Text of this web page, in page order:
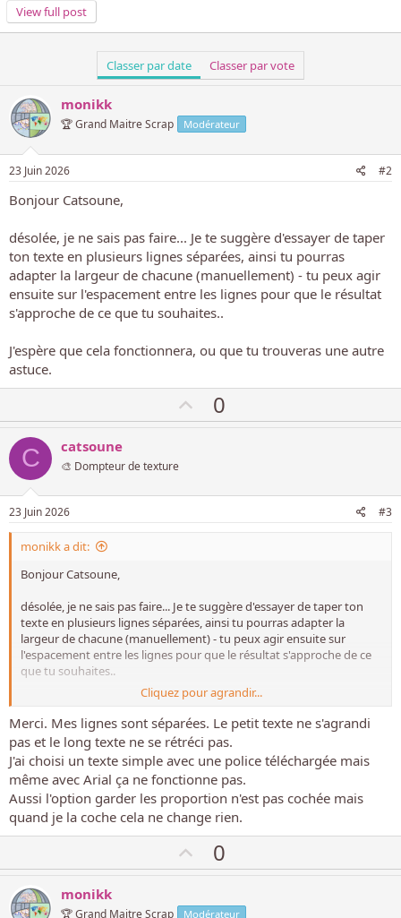
Merci Monikk c'était exactement cela que je souhaitais faire
mais ça n'a pas fonctionné. J'ai finalement réussi avec le texte
View full post
Classer par date Classer par vote
monikk
🏆 Grand Maitre Scrap Modérateur
23 Juin 2026 #2
Bonjour Catsoune,
désolée, je ne sais pas faire... Je te suggère d'essayer de taper
ton texte en plusieurs lignes séparées, ainsi tu pourras
adapter la largeur de chacune (manuellement) - tu peux agir
ensuite sur l'espacement entre les lignes pour que le résultat
s'approche de ce que tu souhaites..
J'espère que cela fonctionnera, ou que tu trouveras une autre
astuce.
o
p
f
0
C catsoune
🎨 Dompteur de texture
23 Juin 2026 #3
monikk a dit:
Bonjour Catsoune,
désolée, je ne sais pas faire... Je te suggère d'essayer de taper ton
texte en plusieurs lignes séparées, ainsi tu pourras adapter la
largeur de chacune (manuellement) - tu peux agir ensuite sur
l'espacement entre les lignes pour que le résultat s'approche de ce
que tu souhaites..
J'espère que cela fonctionnera, ou que tu trouveras une autre
astuce.
Cliquez pour agrandir...
Merci. Mes lignes sont séparées. Le petit texte ne s'agrandi
pas et le long texte ne se rétréci pas.
J'ai choisi un texte simple avec une police téléchargée mais
même avec Arial ça ne fonctionne pas.
Aussi l'option garder les proportion n'est pas cochée mais
quand je la coche cela ne change rien.
o
0
monikk
🏆 Grand Maitre Scrap Modérateur